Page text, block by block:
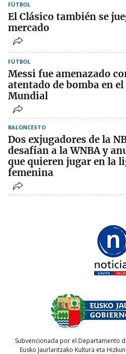
FÚTBOL
El Clásico también se
mercado
FÚTBOL
Messi fue amenazado
atentado de bomba en el
Mundial
BALONCESTO
Dos exjugadores de la
desafían a la WNBA y
que quieren jugar en la
femenina
Subvencionada por el Departamento
Eusko Jaurlaritzako Kultura eta